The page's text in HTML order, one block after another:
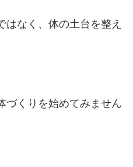
なく、体の土台を整え
づくりを始めてみません